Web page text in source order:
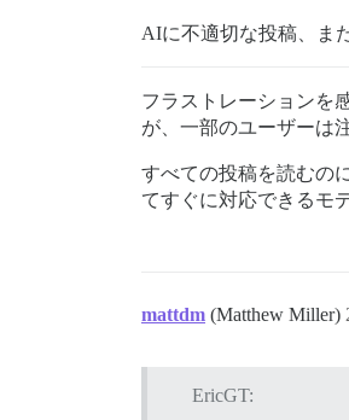
AIに不適切な投稿、ま
フラストレーションを
が、一部のユーザーは
すべての投稿を読むの
てすぐに対応できるモ
mattdm (Matthew Miller)
EricGT: